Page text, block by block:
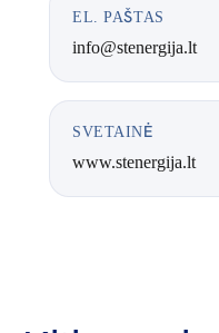
EL. PAŠTAS
info@stenergija.lt
SVETAINĖ
www.stenergija.lt